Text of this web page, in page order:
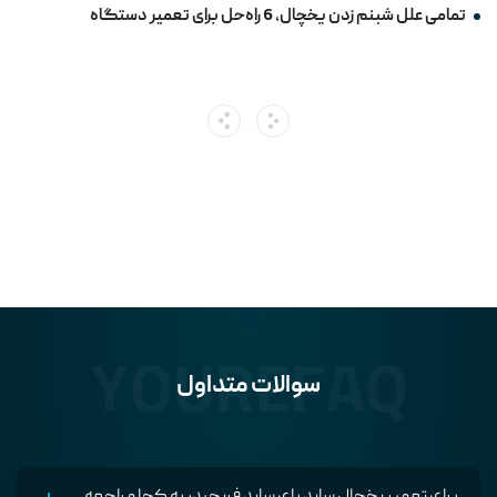
تمامی علل شبنم زدن یخچال، 6 راه‌حل برای تعمیر دستگاه
سوالات متداول
YOUREFAQ